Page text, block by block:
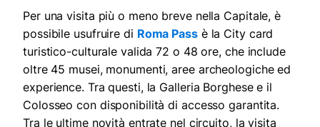
Per una visita più o meno breve nella Capitale, è
possibile usufruire di Roma Passè la City card
turistico-culturale valida 72 o 48 ore, che include
oltre 45 musei, monumenti, aree archeologiche ed
experience. Tra questi, la Galleria Borghese e il
Colosseo con disponibilità di accesso garantita.
Tra le ultime novità entrate nel circuito, la visita